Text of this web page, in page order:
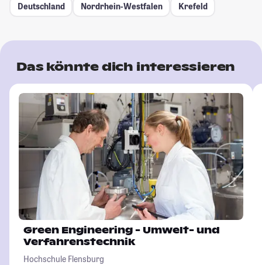
Deutschland
Nordrhein-Westfalen Krefeld
Das könnte dich interessieren
Green Engineering - Umwelt- und
Verfahrenstechnik
Hochschule Flensburg